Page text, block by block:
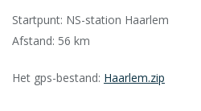
Startpunt: NS-station Haarlem
Afstand: 56 km
Het gps-bestand: Haarlem.zip